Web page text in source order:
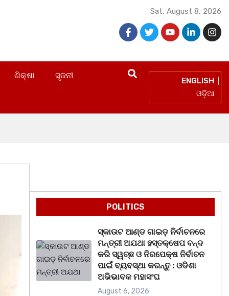
Sat, August 8, 2026
ଶିକ୍ଷା ସୃଜନୀ
ENGLISH
ଓଡ଼ିଆ
POLITICS
ସ୍କାଉଟ ଆଣ୍ଡ ଗାଇଡ଼ ନିର୍ବାଚନରେ
ମନ୍ତ୍ରୀ ଅଯଥା ହସ୍ତକ୍ଷେପ ବନ୍ଦ
କରି ସ୍ୱଚ୍ଛ ଓ ନିରପେକ୍ଷ ନିର୍ବାଚନ
ପାଇଁ ବ୍ୟବସ୍ଥା କରନ୍ତୁ : ଓଡିଶା
ଅଭିଭାବକ ମହାସଂଘ
August 6, 2026